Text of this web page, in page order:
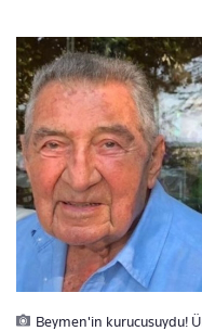
Beymen'in kurucusuydu!